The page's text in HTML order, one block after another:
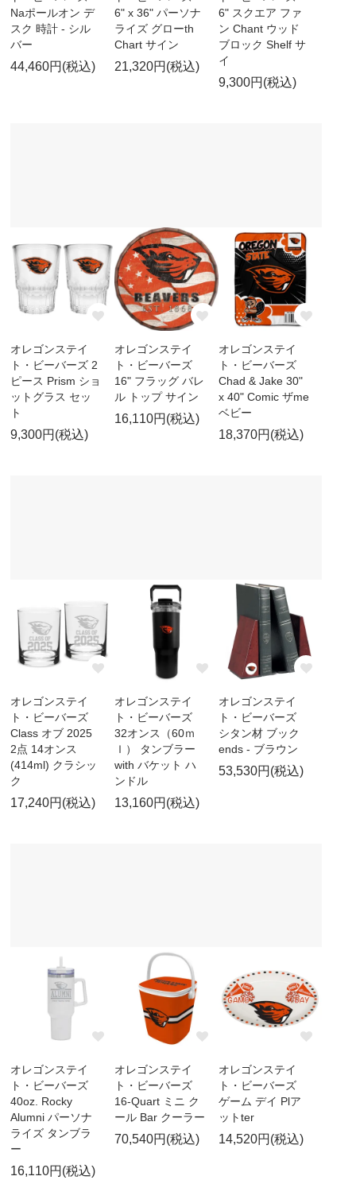
Naポールオン デ
スク 時計 - シル
バー
44,460円(税込)
6" x 36" パーソナ
ライズ グローth
Chart サイン
21,320円(税込)
6" スクエア ファ
ン Chant ウッド
ブロック Shelf サ
イ
9,300円(税込)
オレゴンステイ
ト・ビーバーズ 2
ピース Prism ショ
ットグラス セッ
ト
9,300円(税込)
オレゴンステイ
ト・ビーバーズ
16" フラッグ バレ
ル トップ サイン
16,110円(税込)
オレゴンステイ
ト・ビーバーズ
Chad & Jake 30"
x 40" Comic ザme
ベビー
18,370円(税込)
オレゴンステイ
ト・ビーバーズ
Class オブ 2025
2点 14オンス
(414ml) クラシッ
ク
17,240円(税込)
オレゴンステイ
ト・ビーバーズ
32オンス（60ｍ
ｌ） タンブラー
with バケット ハ
ンドル
13,160円(税込)
オレゴンステイ
ト・ビーバーズ
シタン材 ブック
ends - ブラウン
53,530円(税込)
オレゴンステイ
ト・ビーバーズ
40oz. Rocky
Alumni パーソナ
ライズ タンブラ
ー
16,110円(税込)
オレゴンステイ
ト・ビーバーズ
16-Quart ミニ ク
ール Bar クーラー
70,540円(税込)
オレゴンステイ
ト・ビーバーズ
ゲーム デイ Plア
ットter
14,520円(税込)